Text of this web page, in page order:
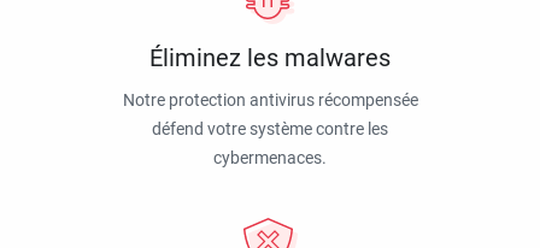
Éliminez les malwares
Notre protection antivirus récompensée
défend votre système contre les
cybermenaces.